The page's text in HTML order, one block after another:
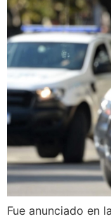
Fue anunciado en